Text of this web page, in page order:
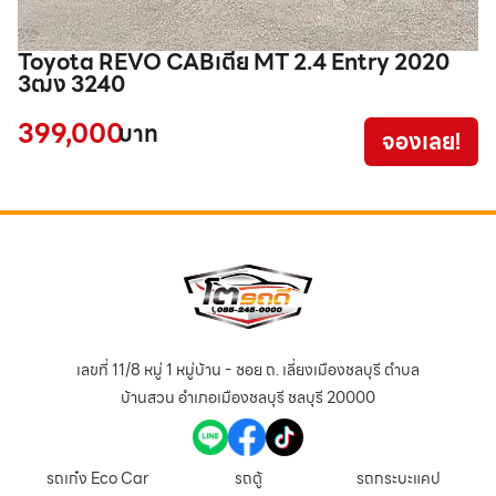
Toyota REVO CABเตี้ย MT 2.4 Entry 2020
3ฒง 3240
399,000บาท จองเลย!
เลขที่ 11/8 หมู่ 1 หมู่บ้าน - ซอย ถ. เลี่ยงเมืองชลบุรี ตำบล
บ้านสวน อำเภอเมืองชลบุรี ชลบุรี 20000
รถเก๋ง Eco Car รถตู้ รถกระบะแคป